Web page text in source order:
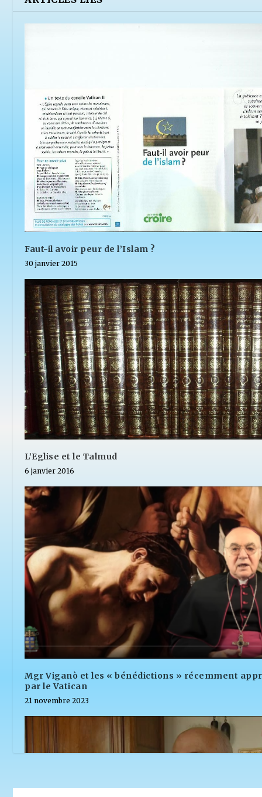
Faut-il avoir peur de l’Islam ?
30 janvier 2015
L’Eglise et le Talmud
6 janvier 2016
Mgr Viganò et les « bénédictions » récemment
par le Vatican
21 novembre 2023